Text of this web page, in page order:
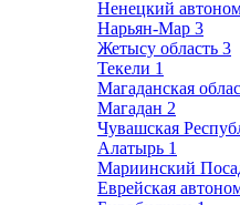
Ненецкий
Нарьян-Мар 3
Жетысу область 3
Текели 1
Магаданская
Магадан 2
Чувашская
Алатырь 1
Мариинский
Еврейская